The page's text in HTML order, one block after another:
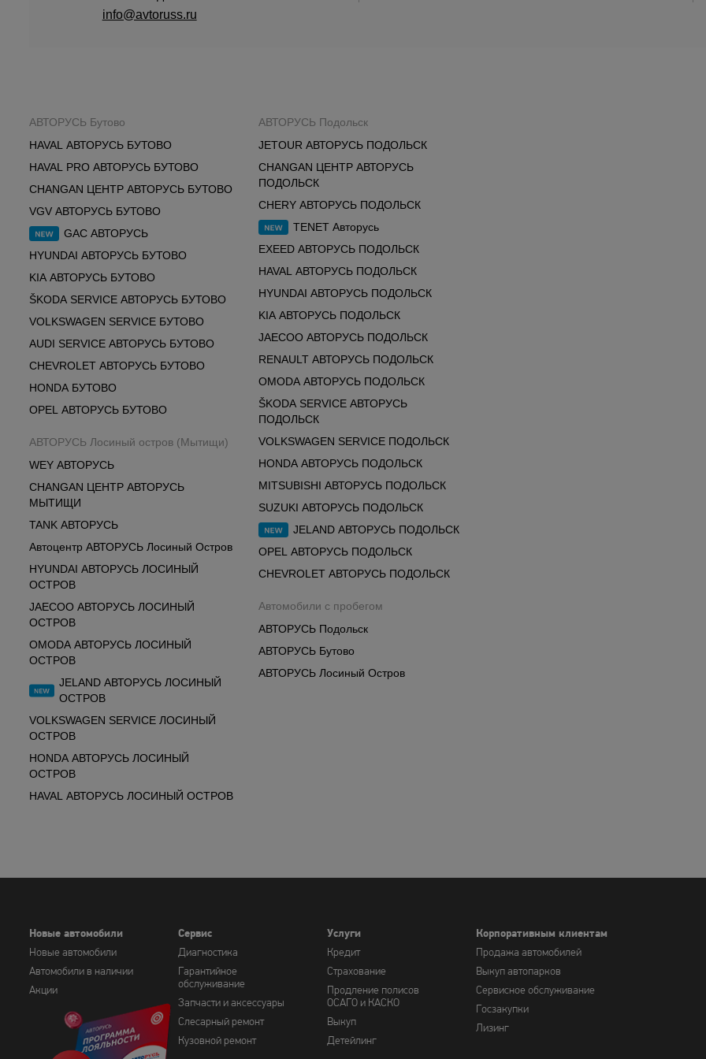
info@avtoruss.ru
АВТОРУСЬ Бутово
HAVAL АВТОРУСЬ БУТОВО
HAVAL PRO АВТОРУСЬ БУТОВО
CHANGAN ЦЕНТР АВТОРУСЬ БУТОВО
VGV АВТОРУСЬ БУТОВО
GAC АВТОРУСЬ
HYUNDAI АВТОРУСЬ БУТОВО
KIA АВТОРУСЬ БУТОВО
ŠKODA SERVICE АВТОРУСЬ БУТОВО
VOLKSWAGEN SERVICE БУТОВО
AUDI SERVICE АВТОРУСЬ БУТОВО
CHEVROLET АВТОРУСЬ БУТОВО
HONDA БУТОВО
OPEL АВТОРУСЬ БУТОВО
АВТОРУСЬ Лосиный остров (Мытищи)
WEY АВТОРУСЬ
CHANGAN ЦЕНТР АВТОРУСЬ
МЫТИЩИ
TANK АВТОРУСЬ
Автоцентр АВТОРУСЬ Лосиный Остров
HYUNDAI АВТОРУСЬ ЛОСИНЫЙ
ОСТРОВ
JAECOO АВТОРУСЬ ЛОСИНЫЙ
ОСТРОВ
OMODA АВТОРУСЬ ЛОСИНЫЙ
ОСТРОВ
JELAND АВТОРУСЬ ЛОСИНЫЙ
ОСТРОВ
VOLKSWAGEN SERVICE ЛОСИНЫЙ
ОСТРОВ
HONDA АВТОРУСЬ ЛОСИНЫЙ
ОСТРОВ
HAVAL АВТОРУСЬ ЛОСИНЫЙ ОСТРОВ
АВТОРУСЬ Подольск
JETOUR АВТОРУСЬ ПОДОЛЬСК
CHANGAN ЦЕНТР АВТОРУСЬ
ПОДОЛЬСК
CHERY АВТОРУСЬ ПОДОЛЬСК
TENET Авторусь
EXEED АВТОРУСЬ ПОДОЛЬСК
HAVAL АВТОРУСЬ ПОДОЛЬСК
HYUNDAI АВТОРУСЬ ПОДОЛЬСК
KIA АВТОРУСЬ ПОДОЛЬСК
JAECOO АВТОРУСЬ ПОДОЛЬСК
RENAULT АВТОРУСЬ ПОДОЛЬСК
OMODA АВТОРУСЬ ПОДОЛЬСК
ŠKODA SERVICE АВТОРУСЬ
ПОДОЛЬСК
VOLKSWAGEN SERVICE ПОДОЛЬСК
HONDA АВТОРУСЬ ПОДОЛЬСК
MITSUBISHI АВТОРУСЬ ПОДОЛЬСК
SUZUKI АВТОРУСЬ ПОДОЛЬСК
JELAND АВТОРУСЬ ПОДОЛЬСК
OPEL АВТОРУСЬ ПОДОЛЬСК
CHEVROLET АВТОРУСЬ ПОДОЛЬСК
Автомобили с пробегом
АВТОРУСЬ Подольск
АВТОРУСЬ Бутово
АВТОРУСЬ Лосиный Остров
Новые автомобили
Новые автомобили
Автомобили в наличии
Акции
Сервис
Диагностика
Гарантийное
обслуживание
Запчасти и аксессуары
Слесарный ремонт
Кузовной ремонт
Услуги
Кредит
Страхование
Продление полисов
ОСАГО и КАСКО
Выкуп
Детейлинг
Корпоративным клиентам
Продажа автомобилей
Выкуп автопарков
Сервисное обслуживание
Госзакупки
Лизинг